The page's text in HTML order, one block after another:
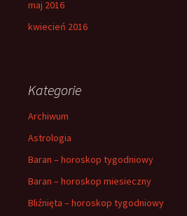
maj 2016
kwiecień 2016
Kategorie
Archiwum
Astrologia
Baran – horoskop tygodniowy
Baran – horoskop miesieczny
Bliźnięta – horoskop tygodniowy